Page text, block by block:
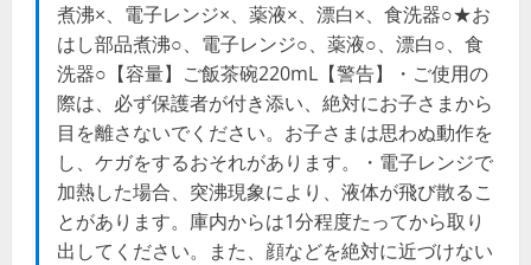
煮沸×、電子レンジ×、薬液×、漂白×、食洗器○★お
はし部品煮沸○、電子レンジ○、薬液○、漂白○、食
洗器○【容量】ご飯茶碗220mL【警告】・ご使用の
際は、必ず保護者が付き添い、絶対にお子さまから
目を離さないでください。お子さまは思わぬ動作を
し、ケガをするおそれがあります。・電子レンジで
加熱した場合、突沸現象により、液体が飛び散るこ
とがあります。庫内からは1分程度たってから取り
出してください。また、顔などを絶対に近づけない